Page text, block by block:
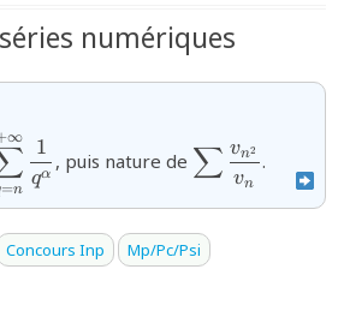
numériques
=n
∞
qα
1
, puis nature de
{v_{n}}}
∑ vn
vn2 .
Concours Inp
Mp/Pc/Psi